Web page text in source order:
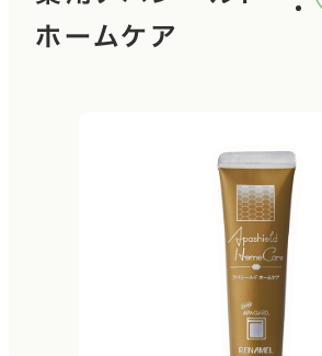
ホームケア